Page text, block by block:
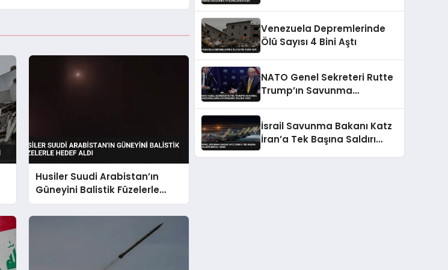
Husiler Suudi Arabistan’ın
Güneyini Balistik Füzelerle
Hedef Aldı
Venezuela Depremlerinde
Ölü Sayısı 4 Bini Aştı
NATO Genel Sekreteri Rutte
Trump’ın Savunma
İsrail Savunma Bakanı Katz
İran’a Tek Başına Saldırı